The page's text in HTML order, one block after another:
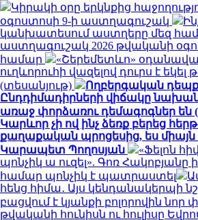
Կիրակի օրը երկնքից
օգոստոսի 9-ի աստղագուշակ
կանխատեսում աստղերը մեզ
աստղագուշակ 2026 թվականի
համար
«Շերեմետևո»
ուղևորուհի վազելով դուրս է
(տեսանյութ)
Ողբերգական
Ընդդիմադիրների վիճակը
առաջ փորձառու դեմագոգներ են
Կարևոր չի ով ինչ ձեռք բերեց
քաղաքական պրոցեսից, ես միայն
Կարապետ Պողոսյան
«Ֆելոն
պոնչիկ ա ուզել». Գոռ Հակոբյանը
համար պոնչիկ է պատրաստել
հենց հիմա․ Այս կենդանակերպի
բացվում է կյանքի բոլորովին նոր
թվականի հունիսն ու հուլիսը